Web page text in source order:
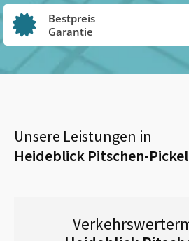
Bestpreis
Garantie
Unsere Leistungen in
Heideblick Pitschen-Pickel